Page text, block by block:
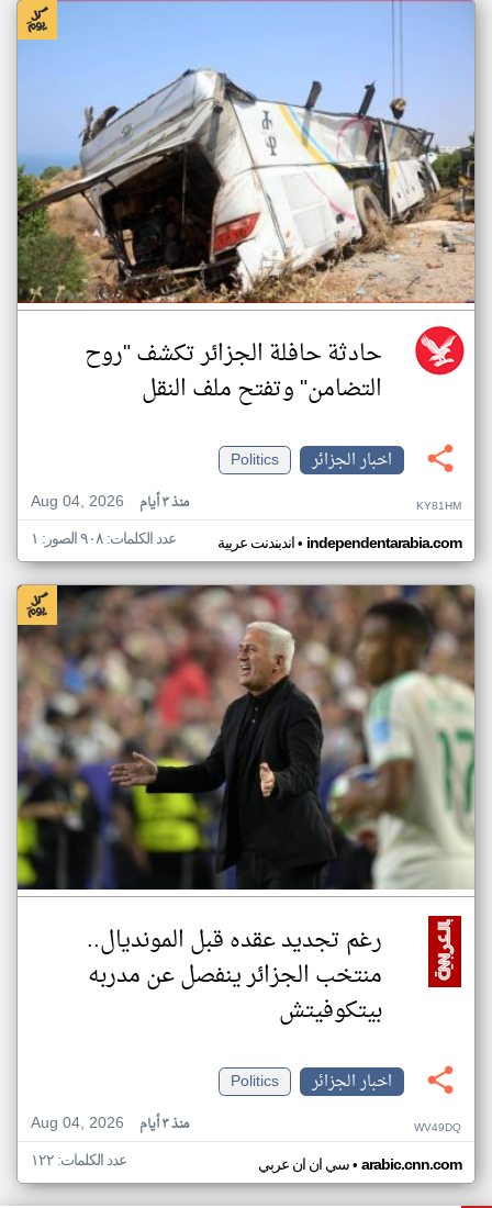
حادثة حافلة الجزائر تكشف "روح
التضامن" وتفتح ملف النقل
اخبار الجزائر
Politics
Aug 04, 2026
منذ ٣ أيام KY81HM
اندبندنت عربية• independentarabia.com عدد الكلمات: ٩٠٨ الصور: ١
رغم تجديد عقده قبل المونديال..
منتخب الجزائر ينفصل عن مدربه
بيتكوفيتش
اخبار الجزائر
Politics
Aug 04, 2026
منذ ٣ أيام WV49DQ
سي ان ان عربي• arabic.cnn.com عدد الكلمات: ١٢٢